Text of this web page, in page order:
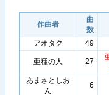
作曲者
曲
数
アオタク 49
亜種の人 27
あまさとしお
ん
6